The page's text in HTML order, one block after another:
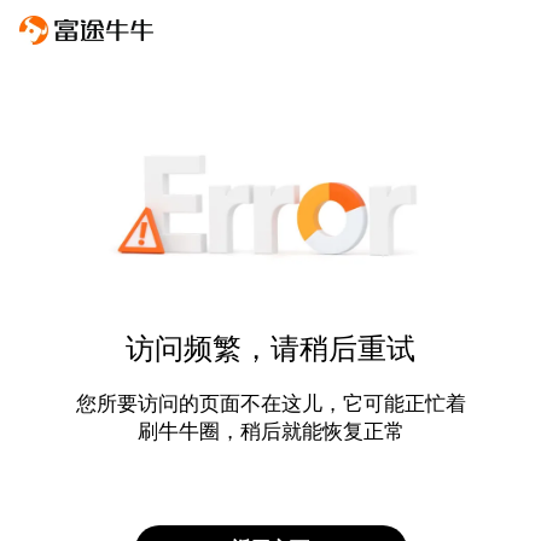
访问频繁，请稍后重试
您所要访问的页面不在这儿，它可能正忙着
刷牛牛圈，稍后就能恢复正常